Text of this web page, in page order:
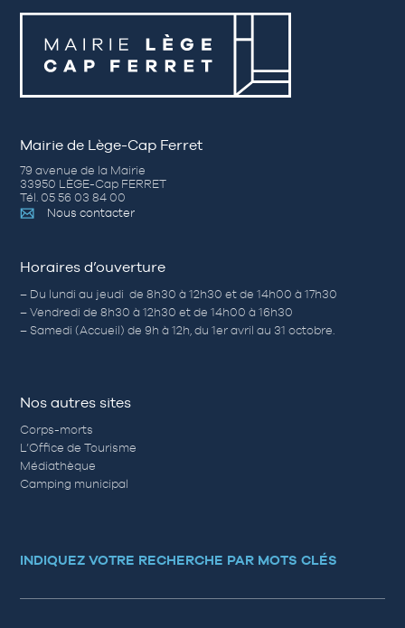
Mairie de Lège-Cap Ferret
79 avenue de la Mairie
33950 LÈGE-Cap FERRET
Tél. 05 56 03 84 00
Nous contacter
Horaires d’ouverture
– Du lundi au jeudi de 8h30 à 12h30 et de 14h00 à 17h30
– Vendredi de 8h30 à 12h30 et de 14h00 à 16h30
– Samedi (Accueil) de 9h à 12h, du 1er avril au 31 octobre.
Nos autres sites
Corps-morts
L’Office de Tourisme
Médiathèque
Camping municipal
INDIQUEZ VOTRE RECHERCHE PAR MOTS CLÉS